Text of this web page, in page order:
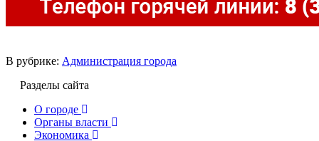
В рубрике: Администрация города
Разделы сайта
О городе
Органы власти
Экономика